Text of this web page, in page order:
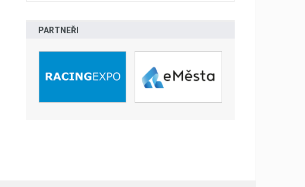
PARTNEŘI